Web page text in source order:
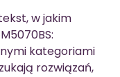
w jakim
kategoriami
rozwiązań,